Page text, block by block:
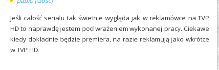
Jeśli całość serialu tak świetnie wygląda jak w reklamówce na TVP
HD to naprawdę jestem pod wrażeniem wykonanej pracy. Ciekawe
kiedy dokładnie będzie premiera, na razie reklamują jako wkrótce
w TVP HD.